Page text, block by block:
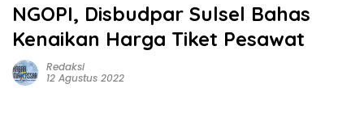
NGOPI, Disbudpar Sulsel Bahas
Kenaikan Harga Tiket Pesawat
Redaksi
12 Agustus 2022